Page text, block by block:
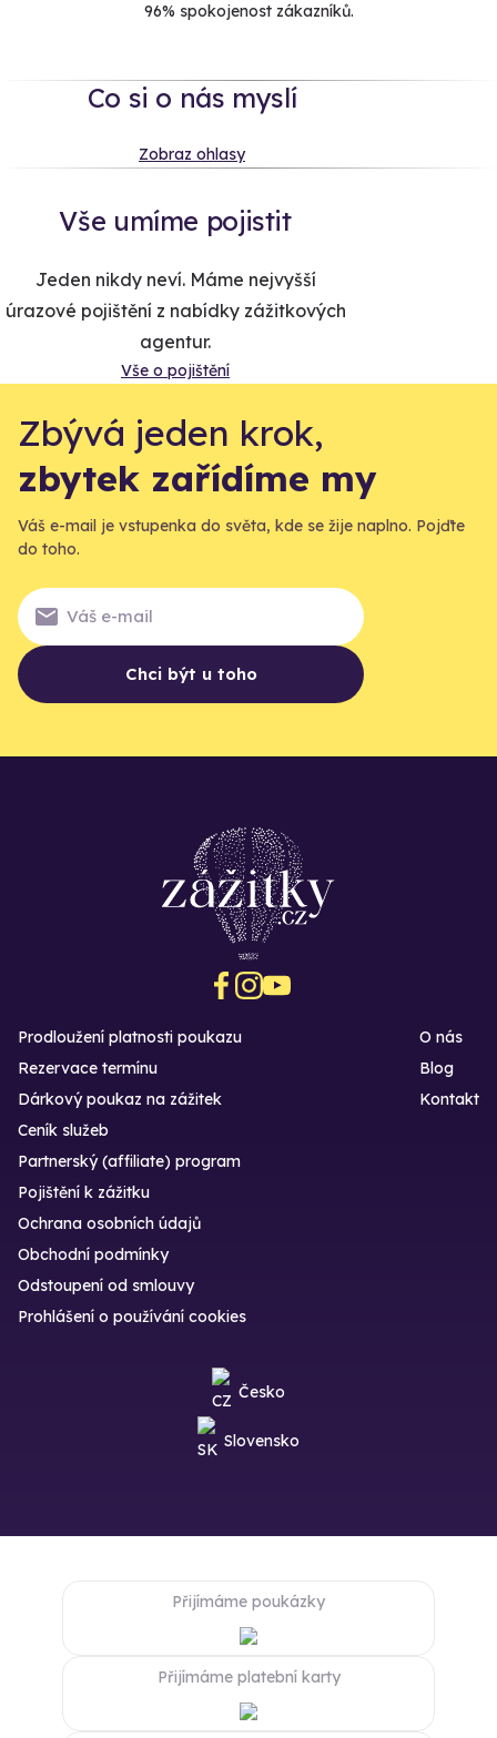
96% spokojenost zákazníků.
Co si o nás myslí
Zobraz ohlasy
Vše umíme pojistit
Jeden nikdy neví. Máme nejvyšší
úrazové pojištění z nabídky zážitkových
agentur.
Vše o pojištění
Zbývá jeden krok,
zbytek zařídíme my
Váš e-mail je vstupenka do světa, kde se žije naplno. Pojďte
do toho.
Chci být u toho
Prodloužení platnosti poukazu
Rezervace termínu
Dárkový poukaz na zážitek
O nás
Blog
Kontakt
Ceník služeb
Partnerský (affiliate) program
Pojištění k zážitku
Ochrana osobních údajů
Obchodní podmínky
Odstoupení od smlouvy
Prohlášení o používání cookies
Česko
Slovensko
Přijímáme poukázky
Přijímáme platební karty